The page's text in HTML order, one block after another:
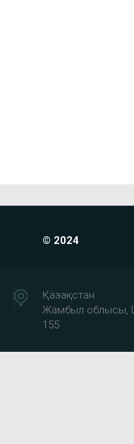
© 2024
Қазақстан
Жамбыл облысы,
155